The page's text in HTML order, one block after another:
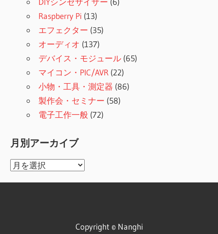
Raspberry Pi (13)
エフェクター (35)
オーディオ (137)
デバイス・モジュール (65)
マイコン・PIC/AVR (22)
小物・工具・測定器 (86)
製作会・セミナー (58)
電子工作一般 (72)
月別アーカイブ
月
Copyright © Nanghi